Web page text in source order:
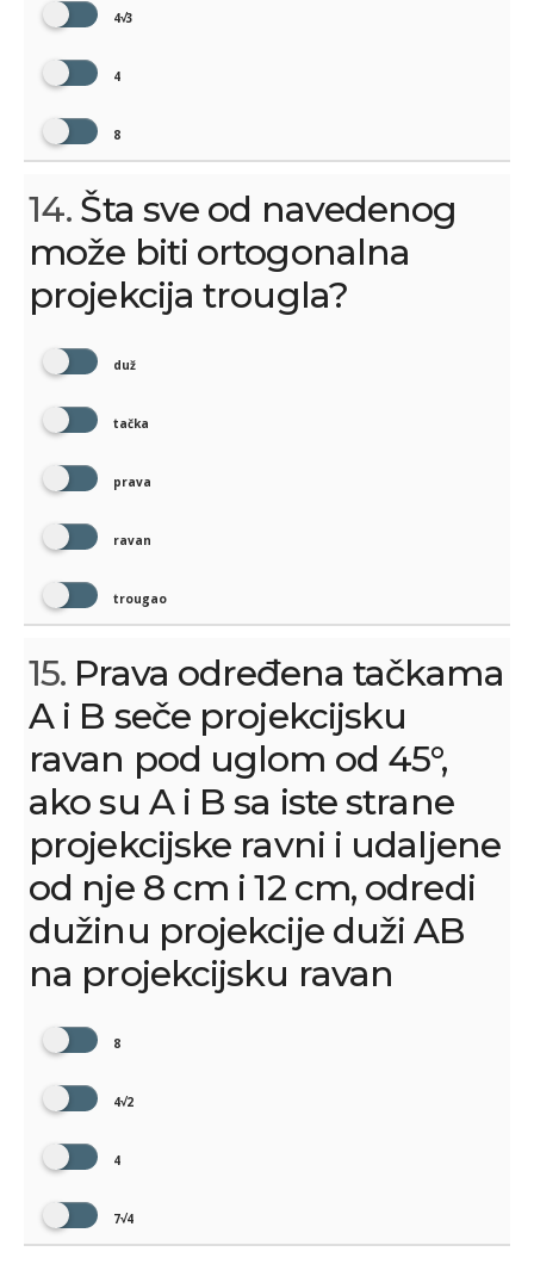
4√3
4
8
14. Šta sve od navedenog
može biti ortogonalna
projekcija trougla?
duž
tačka
prava
ravan
trougao
15. Prava određena tačkama
A i B seče projekcijsku
ravan pod uglom od 45°,
ako su A i B sa iste strane
projekcijske ravni i udaljene
od nje 8 cm i 12 cm, odredi
dužinu projekcije duži AB
na projekcijsku ravan
8
4√2
4
7√4